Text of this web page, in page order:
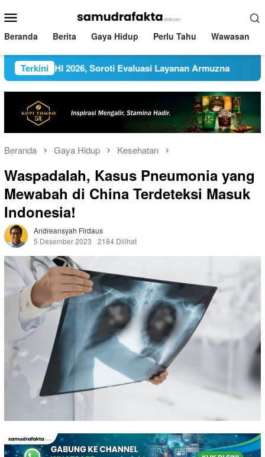
ke
kontenMobile
Beranda Berita Gaya Hidup Perlu Tahu Wawasan
Terkini
IKLHI 2026, Soroti Evaluasi Layanan Armuzna
Beranda Gaya Hidup Kesehatan
Waspadalah, Kasus Pneumonia yang
Mewabah di China Terdeteksi Masuk
Indonesia!
Andreansyah Firdaus
5 Desember 2023
2184 Dilihat